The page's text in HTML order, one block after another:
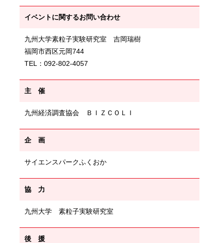
イベントに関するお問い合わせ
九州大学素粒子実験研究室 吉岡瑞樹
福岡市西区元岡744
TEL：092-802-4057
主 催
九州経済調査協会 ＢＩＺＣＯＬＩ
企 画
サイエンスパークふくおか
協 力
九州大学 素粒子実験研究室
後 援